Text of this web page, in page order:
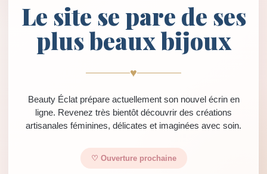
Le site se pare de ses
plus beaux bijoux
♥
Beauty Éclat prépare actuellement son nouvel écrin en
ligne. Revenez très bientôt découvrir des créations
artisanales féminines, délicates et imaginées avec soin.
♡ Ouverture prochaine